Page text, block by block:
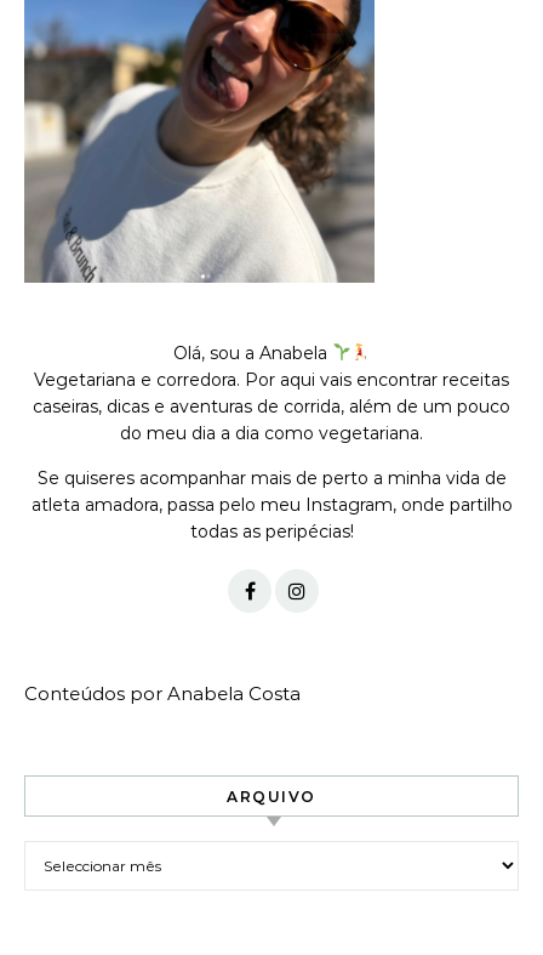
Olá, sou a Anabela
Vegetariana e corredora. Por aqui vais encontrar receitas
caseiras, dicas e aventuras de corrida, além de um pouco
do meu dia a dia como vegetariana.
Se quiseres acompanhar mais de perto a minha vida de
atleta amadora, passa pelo meu Instagram, onde partilho
todas as peripécias!
Conteúdos por Anabela Costa
ARQUIVO